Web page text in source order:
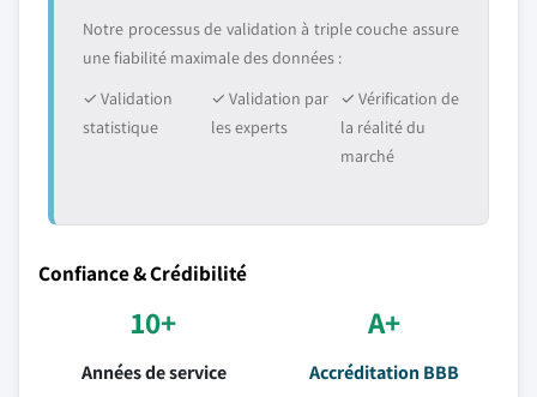
Notre processus de validation à triple couche assure
une fiabilité maximale des données :
✓ Validation
statistique
✓ Validation par
les experts
✓ Vérification de
la réalité du
marché
Confiance & Crédibilité
10+
Années de service
A+
Accréditation BBB